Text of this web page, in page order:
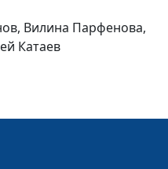
Парфенов,
Парфенова,
Закаменных,
Вилина Парфенова,
Катаев